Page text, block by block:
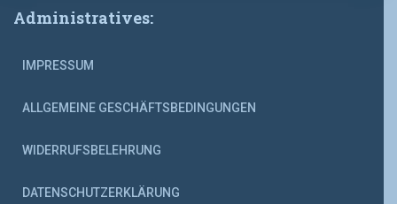
Administratives:
IMPRESSUM
ALLGEMEINE GESCHÄFTSBEDINGUNGEN
WIDERRUFSBELEHRUNG
DATENSCHUTZERKLÄRUNG